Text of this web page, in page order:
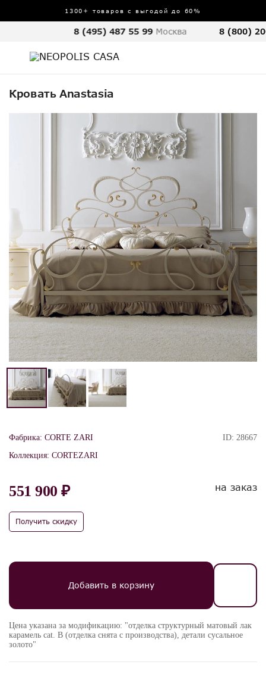
1300+ товаров с выгодой до 60%
8 (495) 487 55 99 Москва 8 (800)
Кровать Anastasia
Фабрика: CORTE ZARI
Коллекция: CORTEZARI
ID: 28667
551 900 ₽
Получить скидку
на заказ
Добавить в корзину
Цена указана за модификацию: "отделка структурный матовый лак
карамель cat. B (отделка снята с производства), детали сусальное
золото"